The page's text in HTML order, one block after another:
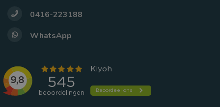
0416-223188
WhatsApp